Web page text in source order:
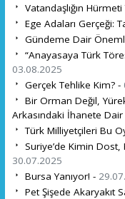
Vatandaşlığın
Ege Adaları Gerçeği:
Gündeme Dair
“Anayasaya Türk
03.08.2025
Gerçek Tehlike Kim? -
Bir Orman Değil,
Arkasındaki İhanete Dair
Türk Milliyetçileri Bu
Suriye’de Kimin
30.07.2025
Bursa Yanıyor! -
Pet Şişede Akaryakıt